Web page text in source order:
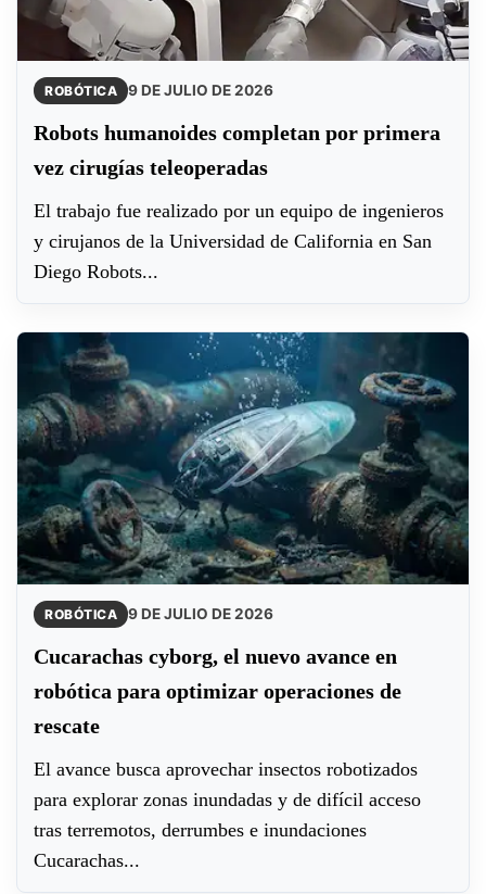
ROBÓTICA 9 DE JULIO DE 2026
Robots humanoides completan por primera
vez cirugías teleoperadas
El trabajo fue realizado por un equipo de ingenieros
y cirujanos de la Universidad de California en San
Diego Robots...
ROBÓTICA 9 DE JULIO DE 2026
Cucarachas cyborg, el nuevo avance en
robótica para optimizar operaciones de
rescate
El avance busca aprovechar insectos robotizados
para explorar zonas inundadas y de difícil acceso
tras terremotos, derrumbes e inundaciones
Cucarachas...